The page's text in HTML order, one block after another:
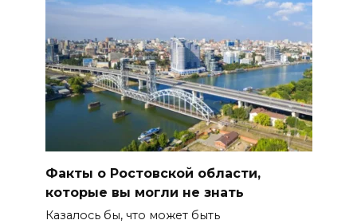
Факты о Ростовской области,
которые вы могли не знать
Казалось бы, что может быть